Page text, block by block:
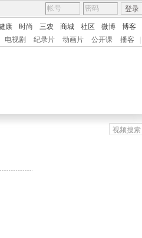
登录
康 时尚 三农 商城 社区 微博 博客
电视剧 纪录片 动画片 公开课 播客